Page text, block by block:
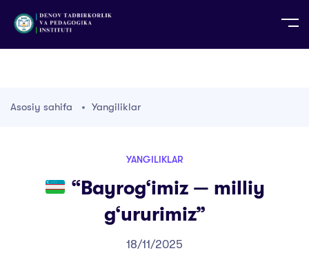
TG TR
Asosiy sahifa Yangiliklar
YANGILIKLAR
“Bayrog‘imiz — milliy
g‘ururimiz”
18/11/2025